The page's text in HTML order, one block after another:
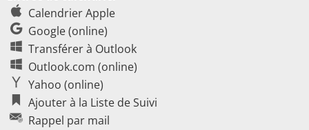
Calendrier Apple
Google (online)
Transférer à Outlook
Outlook.com (online)
Yahoo (online)
Ajouter à la Liste de Suivi
Rappel par mail